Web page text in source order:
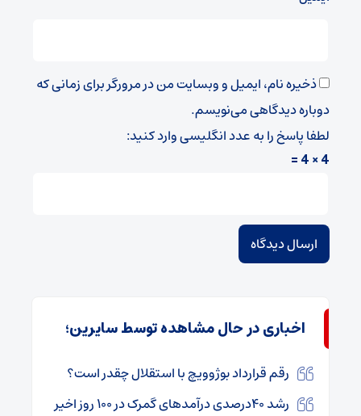
ذخیره نام، ایمیل و وبسایت من در مرورگر برای زمانی که
دوباره دیدگاهی می‌نویسم.
لطفا پاسخ را به عدد انگلیسی وارد کنید:
4 × 4 =
اخباری در حال مشاهده توسط سایرین؛
رقم قرارداد بوژوویچ با استقلال چقدر است؟
رشد ۴۰درصدی درآمدهای گمرک در ۱۰۰ روز اخیر